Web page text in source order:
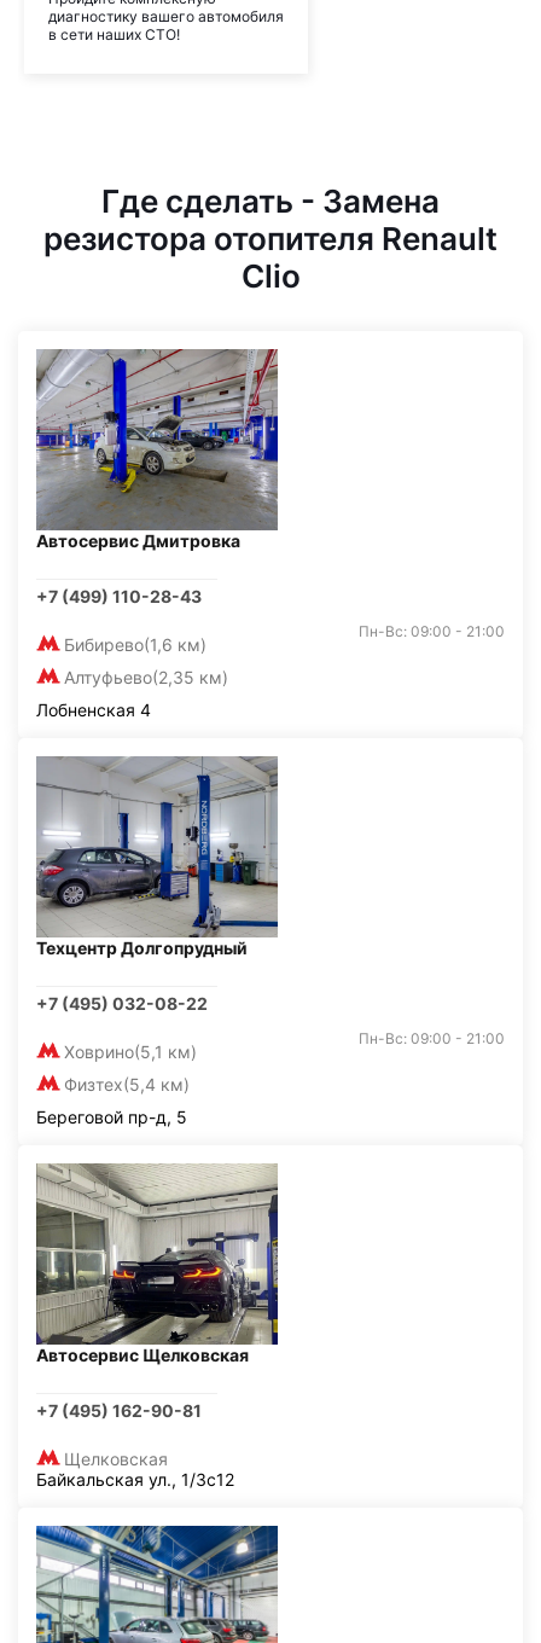
диагностику вашего автомобиля
в сети наших СТО!
Где сделать - Замена
резистора отопителя Renault
Clio
Автосервис Дмитровка
+7 (499) 110-28-43
Бибирево(1,6 км)
Алтуфьево(2,35 км)
Пн-Вс: 09:00 - 21:00
Лобненская 4
Техцентр Долгопрудный
+7 (495) 032-08-22
Ховрино(5,1 км)
Физтех(5,4 км)
Пн-Вс: 09:00 - 21:00
Береговой пр-д, 5
Автосервис Щелковская
+7 (495) 162-90-81
Щелковская
Байкальская ул., 1/3с12